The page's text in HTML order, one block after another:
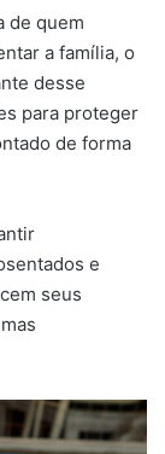
de quem
a família, o
desse
para proteger
de forma
e
seus